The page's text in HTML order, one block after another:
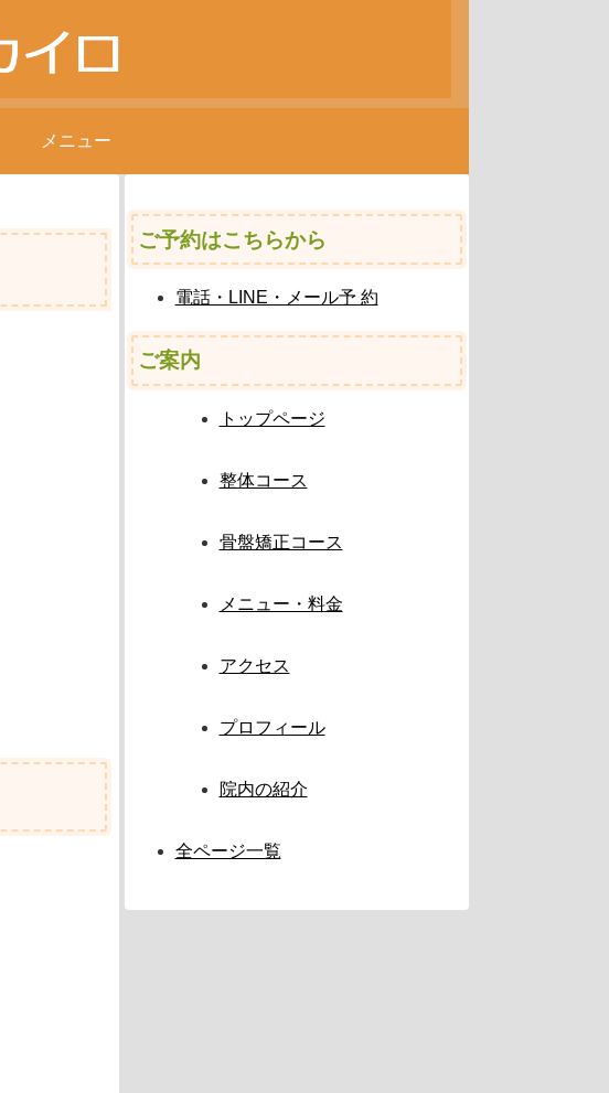
メニュー
ご予約はこちらから
電話・LINE・メール予 約
ご案内
トップページ
整体コース
骨盤矯正コース
メニュー・料金
アクセス
プロフィール
院内の紹介
全ページ一覧